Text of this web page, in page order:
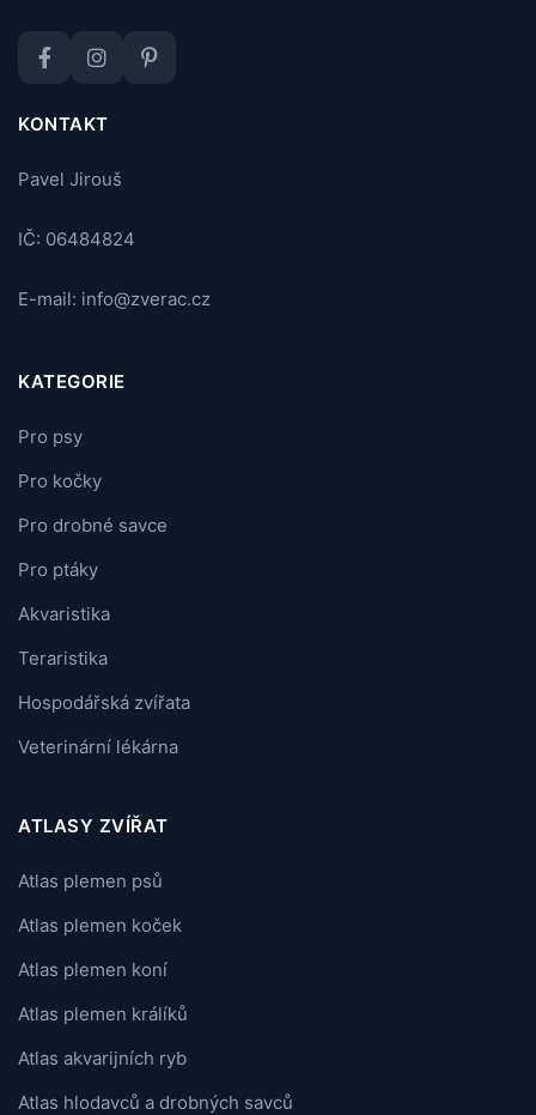
KONTAKT
Pavel Jirouš
IČ: 06484824
E-mail: info@zverac.cz
KATEGORIE
Pro psy
Pro kočky
Pro drobné savce
Pro ptáky
Akvaristika
Teraristika
Hospodářská zvířata
Veterinární lékárna
ATLASY ZVÍŘAT
Atlas plemen psů
Atlas plemen koček
Atlas plemen koní
Atlas plemen králíků
Atlas akvarijních ryb
Atlas hlodavců a drobných savců